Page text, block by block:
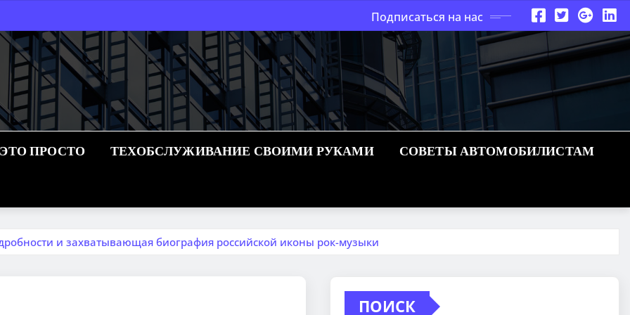
Подписаться на нас
ПРОСТО ТЕХОБСЛУЖИВАНИЕ СВОИМИ РУКАМИ СОВЕТЫ АВТОМОБИЛИСТАМ
и захватывающая биография российской иконы рок-музыки
ПОИСК